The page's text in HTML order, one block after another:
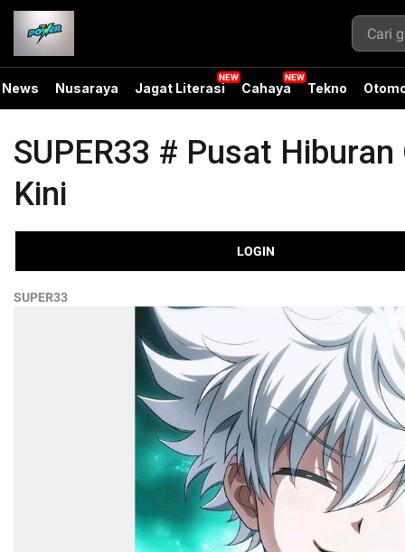
News Nusaraya Jagat Literasi Cahaya Tekno
SUPER33 # Pusat
Kini
LOGIN
SUPER33